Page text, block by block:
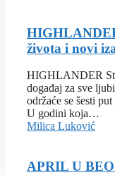
života i novi
HIGHLANDER
događaj za sve
održaće se šesti
U godini koja…
Milica Luković
APRIL U